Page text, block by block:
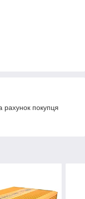
рахунок покупця